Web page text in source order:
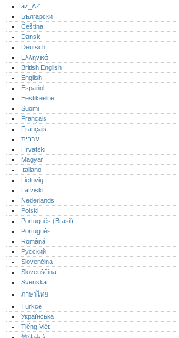
az_AZ
Български
Čeština
Dansk
Deutsch
Ελληνικά
British English
English
Español
Eestikeelne
Suomi
Français
Français
עברית
Hrvatski
Magyar
Italiano
Lietuvių
Latviski
Nederlands
Polski
Português (Brasil)
Português‎
Română
Русский
Slovenčina
Slovenščina
Svenska
ภาษาไทย
Türkçe
Українська
Tiếng Việt